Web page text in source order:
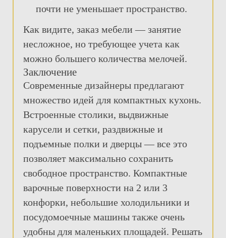
почти не уменьшает пространство.
Как видите, заказ мебели — занятие
несложное, но требующее учета как
можно большего количества мелочей.
Заключение
Современные дизайнеры предлагают
множество идей для компактных кухонь.
Встроенные столики, выдвижные
карусели и сетки, раздвижные и
подъемные полки и дверцы — все это
позволяет максимально сохранить
свободное пространство. Компактные
варочные поверхности на 2 или 3
конфорки, небольшие холодильники и
посудомоечные машины также очень
удобны для маленьких площадей. Решать